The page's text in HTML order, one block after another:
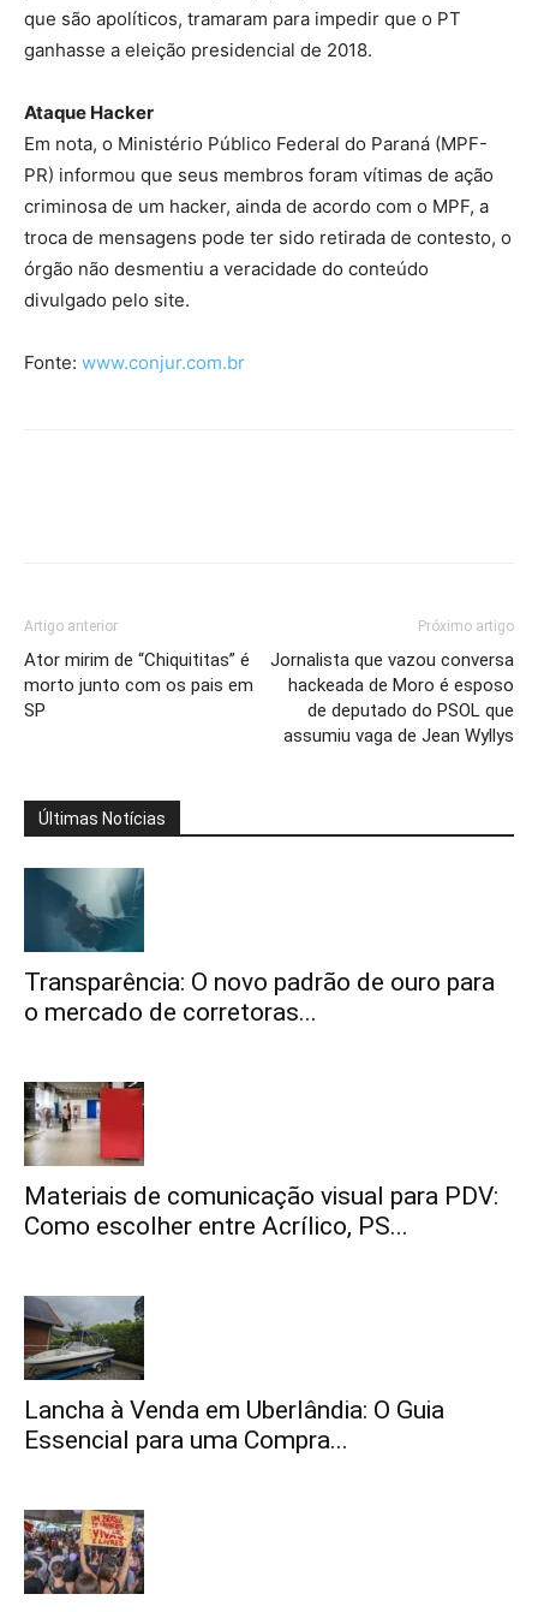
que são apolíticos, tramaram para impedir que o PT
ganhasse a eleição presidencial de 2018.
Ataque Hacker
Em nota, o Ministério Público Federal do Paraná (MPF-
PR) informou que seus membros foram vítimas de ação
criminosa de um hacker, ainda de acordo com o MPF, a
troca de mensagens pode ter sido retirada de contesto, o
órgão não desmentiu a veracidade do conteúdo
divulgado pelo site.
Fonte: www.conjur.com.br
Artigo anterior
Ator mirim de “Chiquititas” é
morto junto com os pais em
SP
Próximo artigo
Jornalista que vazou conversa
hackeada de Moro é esposo
de deputado do PSOL que
assumiu vaga de Jean Wyllys
Últimas Notícias
Transparência: O novo padrão de ouro para
o mercado de corretoras...
Materiais de comunicação visual para PDV:
Como escolher entre Acrílico, PS...
Lancha à Venda em Uberlândia: O Guia
Essencial para uma Compra...